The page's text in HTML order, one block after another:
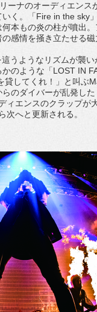
ーナのオーディエン
く。「Fire in the sky
本もの炎の柱が噴出
感情を掻き立たせる磁
うようなリズムが襲
のような「LOST IN
してくれ！」と叫ぶ
のダイバーが乱発し
ィエンスのクラップが
次へと更新される。